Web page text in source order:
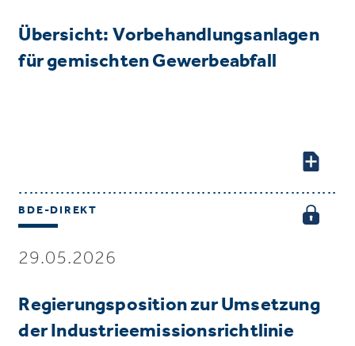
Übersicht: Vorbehandlungsanlagen
für gemischten Gewerbeabfall
BDE-DIREKT
29.05.2026
Regierungsposition zur Umsetzung
der Industrieemissionsrichtlinie